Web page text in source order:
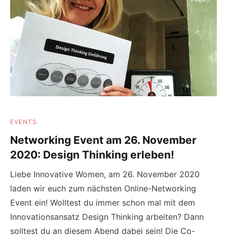
EVENTS
Networking Event am 26. November
2020: Design Thinking erleben!
Liebe Innovative Women, am 26. November 2020
laden wir euch zum nächsten Online-Networking
Event ein! Wolltest du immer schon mal mit dem
Innovationsansatz Design Thinking arbeiten? Dann
solltest du an diesem Abend dabei sein! Die Co-